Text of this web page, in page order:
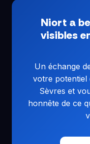
Niort a
visibles
Un échange
votre potentiel
Sèvres et
honnête de ce